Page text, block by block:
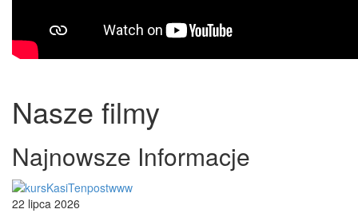
Nasze filmy
Najnowsze Informacje
22 lipca 2026